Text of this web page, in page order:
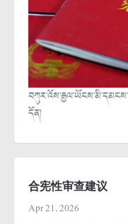
དོན།
合宪性审查建议
Apr 21, 2026